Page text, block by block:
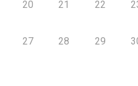
20 21 22
27 28 29